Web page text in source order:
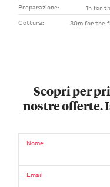
Preparazione:
1h for
Cottura:
30m for the
Scopri per
nostre offerte.
Nome
Email